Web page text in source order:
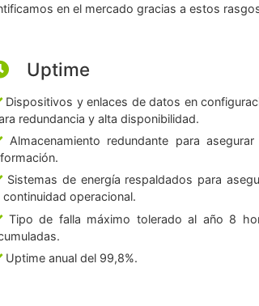
en el mercado gracias a estos
Uptime
Dispositivos y enlaces de datos en
redundancia y alta disponibilidad.
Almacenamiento redundante para
Sistemas de energía respaldados para
continuidad operacional.
Tipo de falla máximo tolerado al año 8
Uptime anual del 99,8%.